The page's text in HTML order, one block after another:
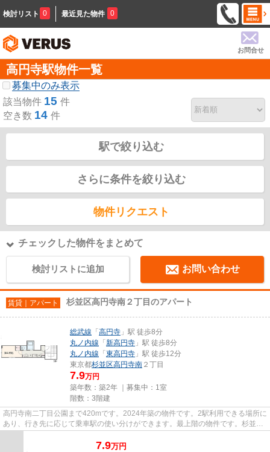
検討リスト 0 最近見た物件 0
お問合せ
高円寺駅物件一覧
募集中のみ表示
該当物件 15 件
空き数 14 件
駅で絞り込む
さらに条件を絞り込む
物件リクエスト
チェックした物件をまとめて
検討リストに追加 お問い合わせ
賃貸｜アパート 杉並区高円寺南２丁目のアパート
総武線 「 高円寺 」駅 徒歩8分
丸ノ内線 「 新高円寺 」駅 徒歩8分
丸ノ内線 「 東高円寺 」駅 徒歩12分
東京都杉並区高円寺南 ２丁目
7.9万円
築年数：築2年 ｜募集中： 1室
階数：3階建
高円寺南二丁目公園まで420mです。2024年築の物件です。2駅利用できる場所に
あり、行き先に応じて乗車駅の使い分けができます。最上階の物件です。杉並区
7.9万円